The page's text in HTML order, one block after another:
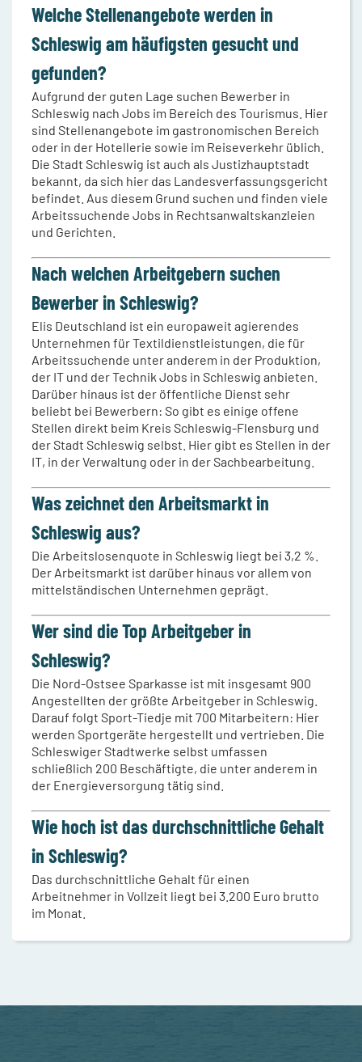
Welche Stellenangebote werden in
Schleswig am häufigsten gesucht und
gefunden?
Aufgrund der guten Lage suchen Bewerber in
Schleswig nach Jobs im Bereich des Tourismus. Hier
sind Stellenangebote im gastronomischen Bereich
oder in der Hotellerie sowie im Reiseverkehr üblich.
Die Stadt Schleswig ist auch als Justizhauptstadt
bekannt, da sich hier das Landesverfassungsgericht
befindet. Aus diesem Grund suchen und finden viele
Arbeitssuchende Jobs in Rechtsanwaltskanzleien
und Gerichten.
Nach welchen Arbeitgebern suchen
Bewerber in Schleswig?
Elis Deutschland ist ein europaweit agierendes
Unternehmen für Textildienstleistungen, die für
Arbeitssuchende unter anderem in der Produktion,
der IT und der Technik Jobs in Schleswig anbieten.
Darüber hinaus ist der öffentliche Dienst sehr
beliebt bei Bewerbern: So gibt es einige offene
Stellen direkt beim Kreis Schleswig-Flensburg und
der Stadt Schleswig selbst. Hier gibt es Stellen in der
IT, in der Verwaltung oder in der Sachbearbeitung.
Was zeichnet den Arbeitsmarkt in
Schleswig aus?
Die Arbeitslosenquote in Schleswig liegt bei 3,2 %.
Der Arbeitsmarkt ist darüber hinaus vor allem von
mittelständischen Unternehmen geprägt.
Wer sind die Top Arbeitgeber in
Schleswig?
Die Nord-Ostsee Sparkasse ist mit insgesamt 900
Angestellten der größte Arbeitgeber in Schleswig.
Darauf folgt Sport-Tiedje mit 700 Mitarbeitern: Hier
werden Sportgeräte hergestellt und vertrieben. Die
Schleswiger Stadtwerke selbst umfassen
schließlich 200 Beschäftigte, die unter anderem in
der Energieversorgung tätig sind.
Wie hoch ist das durchschnittliche Gehalt
in Schleswig?
Das durchschnittliche Gehalt für einen
Arbeitnehmer in Vollzeit liegt bei 3.200 Euro brutto
im Monat.